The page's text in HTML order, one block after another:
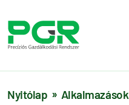
Nyitólap Alkalmazások